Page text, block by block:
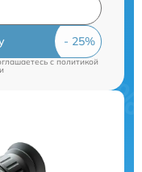
cполитикой